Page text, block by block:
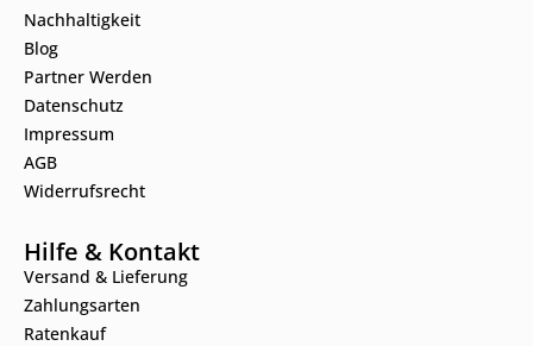
Nachhaltigkeit
Blog
Partner Werden
Datenschutz
Impressum
AGB
Widerrufsrecht
Hilfe & Kontakt
Versand & Lieferung
Zahlungsarten
Ratenkauf